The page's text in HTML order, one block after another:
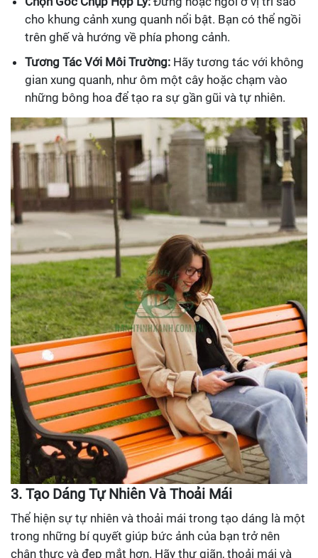
cho khung cảnh xung quanh nổi bật. Bạn có thể ngồi
trên ghế và hướng về phía phong cảnh.
Tương Tác Với Môi Trường: Hãy tương tác với không
gian xung quanh, như ôm một cây hoặc chạm vào
những bông hoa để tạo ra sự gần gũi và tự nhiên.
3. Tạo Dáng Tự Nhiên Và Thoải Mái
Thể hiện sự tự nhiên và thoải mái trong tạo dáng là một
trong những bí quyết giúp bức ảnh của bạn trở nên
chân thực và đẹp mắt hơn. Hãy thư giãn, thoải mái và